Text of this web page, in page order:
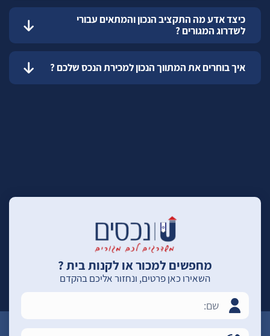
כיצד אדע מה התקציב הנכון והמתאים עבורי
לשדרוג המגורים ?
איך בוחרים את המתווך הנכון למכירת הנכס שלכם ?
מחפשים למכור או לקנות בית ?
השאירו כאן פרטים, ונחזור אליכם בהקדם